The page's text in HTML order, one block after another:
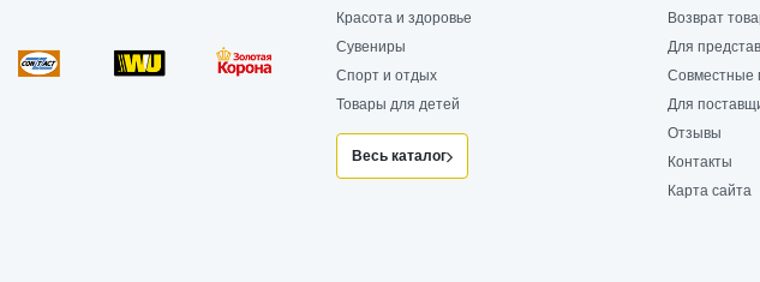
Красота и здоровье
Сувениры
Спорт и отдых
Товары для детей
Весь каталог
Возврат
Для
Совместные
Для
Отзывы
Контакты
Карта сайта